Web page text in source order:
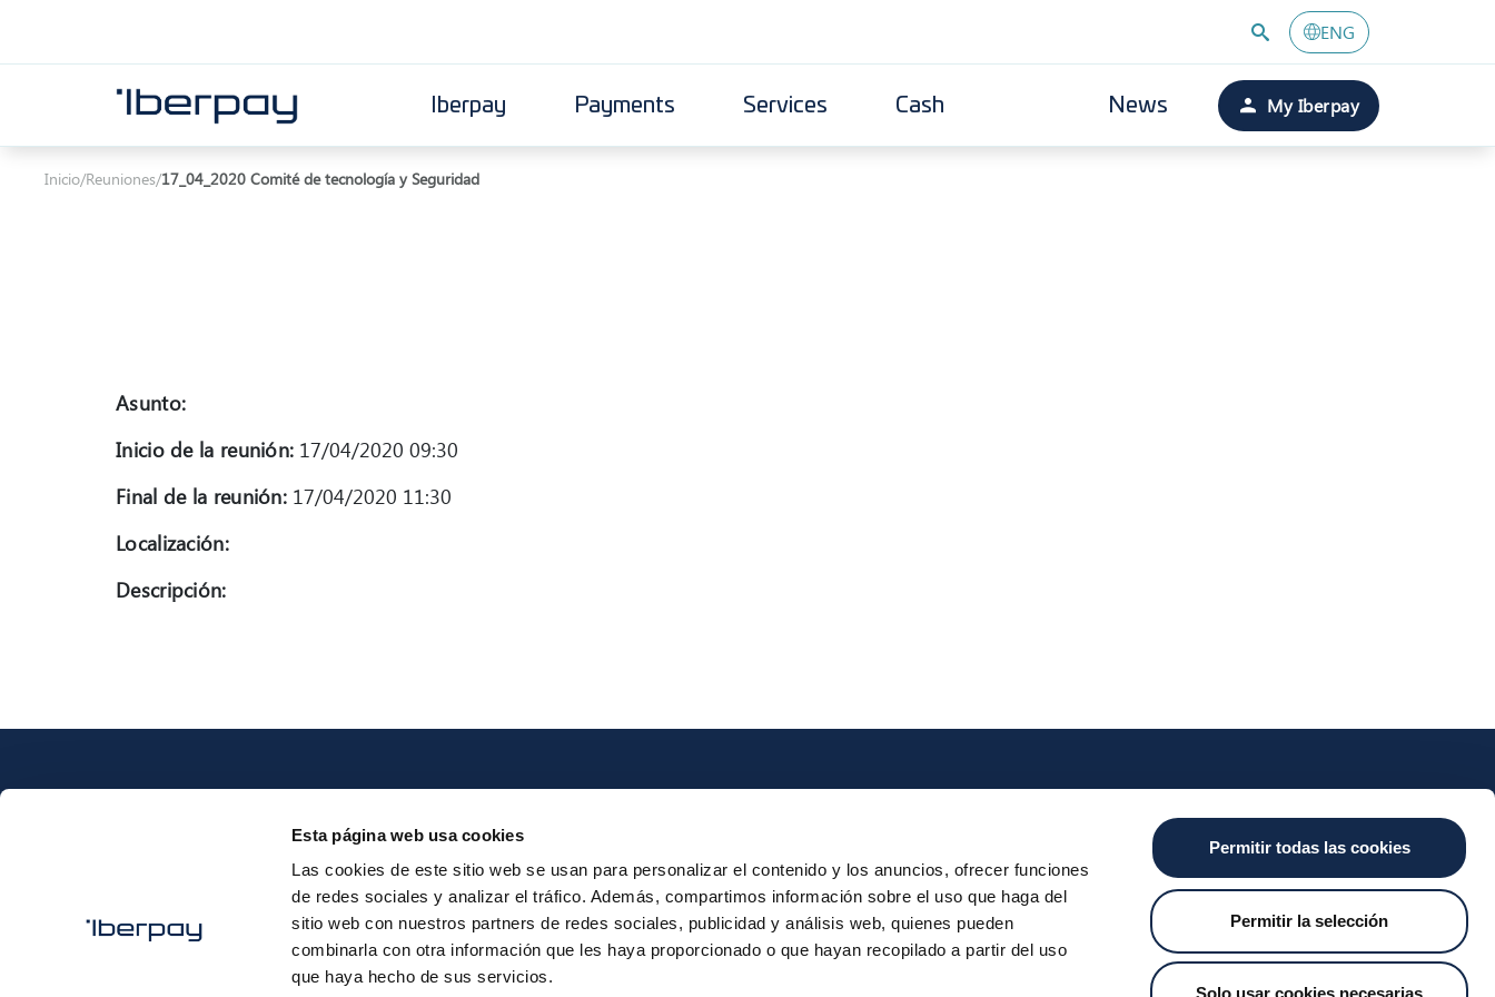
Esta página web usa cookies
Las cookies de este sitio web se usan para personalizar el contenido y los anuncios, ofrecer funciones
de redes sociales y analizar el tráfico. Además, compartimos información sobre el uso que haga del
sitio web con nuestros partners de redes sociales, publicidad y análisis web, quienes pueden
combinarla con otra información que les haya proporcionado o que hayan recopilado a partir del uso
que haya hecho de sus servicios.
Permitir todas las cookies
Permitir la selección
Solo usar cookies necesarias
ENG
Iberpay
Iberpay Payments Services Cash News My Iberpay
Inicio/Reuniones/17_04_2020 Comité de tecnología y Seguridad
Asunto:
Inicio de la reunión: 17/04/2020 09:30
Final de la reunión: 17/04/2020 11:30
Localización:
Descripción:
Annual Reports
Instant Credit Transfers
RTP
About the SDA
Services
Valitic
Payguard
Account Switching
News
Iberpay News